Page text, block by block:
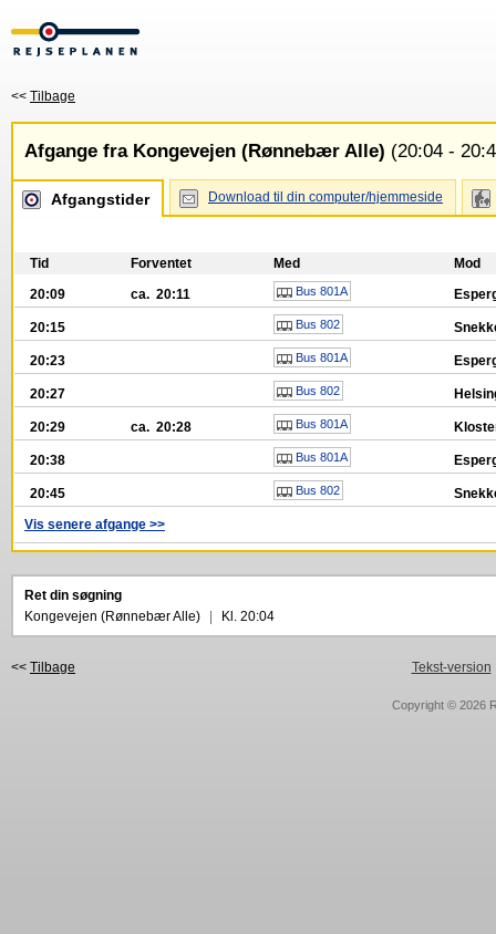
<< Tilbage
Afgange fra Kongevejen (Rønnebær Alle) (20:04 -
Afgangstider Download til din computer/hjemmeside
Tid Forventet Med
Mod
20:09
ca. 20:11 Bus 801A
20:15 Bus 802
20:23 Bus 801A
20:27 Bus 802
20:29 ca. 20:28 Bus 801A
20:38 Bus 801A
20:45 Bus 802
Vis senere afgange >>
Ret din søgning
Kongevejen (Rønnebær Alle)
Kl. 20:04
<< Tilbage Tekst-version
Copyright © 2026